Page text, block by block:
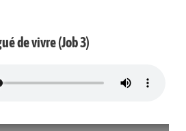
de vivre (Job 3)